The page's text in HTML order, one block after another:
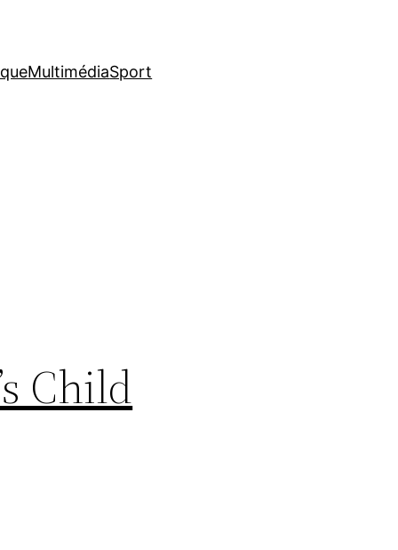
MultimédiaSport
Child